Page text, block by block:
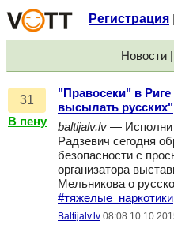
Регистрация
Новости
31
В пену
"Правосеки" в
высылать русских"
baltijalv.lv —
Радзевич сегодня
безопасности с
организатора
Мельникова о
#тяжелые_наркотики
Baltijalv.lv 08:08